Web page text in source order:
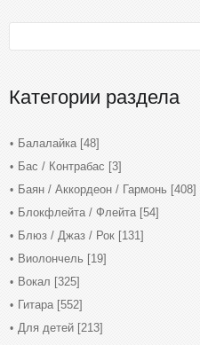
Категории раздела
Балалайка [48]
Бас / Контрабас [3]
Баян / Аккордеон / Гармонь [408]
Блокфлейта / Флейта [54]
Блюз / Джаз / Рок [131]
Виолончель [19]
Вокал [325]
Гитара [552]
Для детей [213]